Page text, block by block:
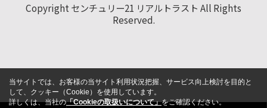
Copyright センチュリー21 リアルトラスト All Rights
Reserved.
当サイトでは、お客様の当サイト利用状況把握、サービス向上検討を目的と
して、クッキー（Cookie）を使用しています。
詳しくは、当社の「Cookieの取扱いについて」をご確認ください。